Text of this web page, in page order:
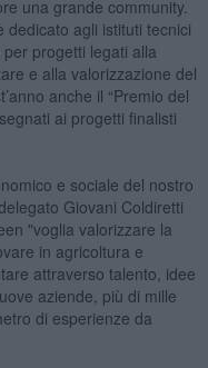
una grande community.
dedicato agli istituti tecnici
progetti legati alla
e alla valorizzazione del
anche il “Premio del
ai progetti finalisti
e sociale del nostro
delegato Giovani Coldiretti
"voglia valorizzare la
in agricoltura e
attraverso talento, idee
aziende, più di mille
di esperienze da